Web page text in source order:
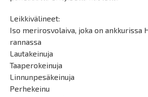
Leikkivälineet:
Iso merirosvolaiva, joka on ankkurissa
rannassa
Lautakeinuja
Taaperokeinuja
Linnunpesäkeinuja
Perhekeinu